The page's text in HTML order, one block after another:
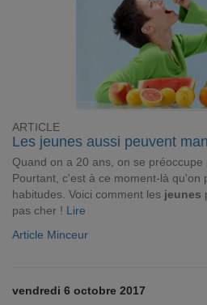
ARTICLE
Les jeunes aussi peuvent
Quand on a 20 ans, on se préoccupe
Pourtant, c'est à ce moment-là qu'on
habitudes. Voici comment les jeunes
pas cher ! Lire
Article Minceur
vendredi 6 octobre 2017